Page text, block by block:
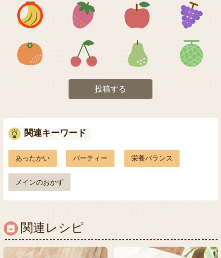
アイコン1 アイコン2 アイコン3
アイコン5 アイコン6 アイコン7
投稿する
関連キーワード
あったかい パーティー 栄養バランス
メインのおかず
関連レシピ